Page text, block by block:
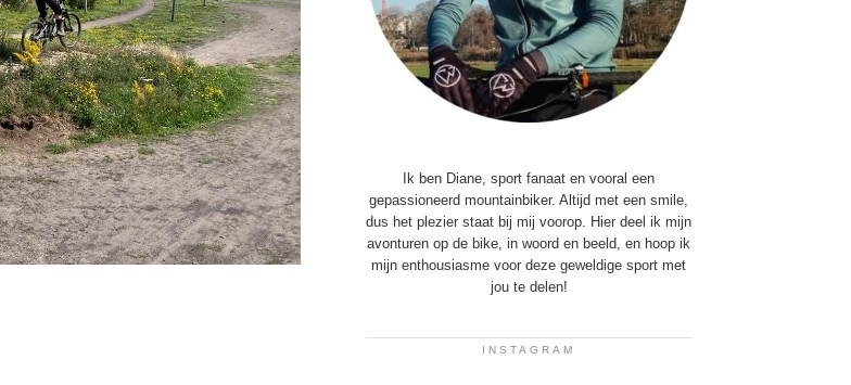
Ik ben Diane, sport fanaat en vooral een
gepassioneerd mountainbiker. Altijd met een smile,
dus het plezier staat bij mij voorop. Hier deel ik mijn
avonturen op de bike, in woord en beeld, en hoop ik
mijn enthousiasme voor deze geweldige sport met
jou te delen!
INSTAGRAM